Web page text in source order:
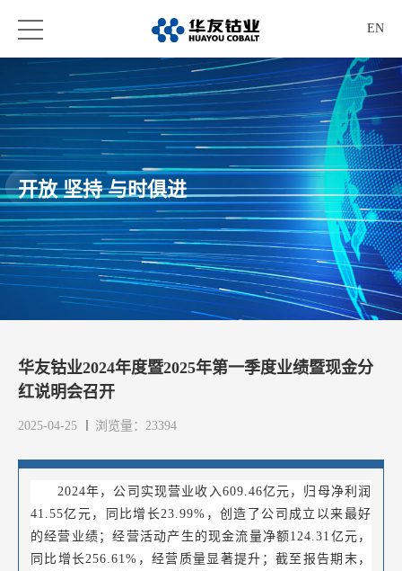
EN
开放 坚持 与时俱进
华友钴业2024年度暨2025年第一季度业绩暨现金分
红说明会召开
2025-04-25 浏览量：23394
2024年，公司实现营业收入609.46亿元，归母净利润
41.55亿元，同比增长23.99%，创造了公司成立以来最好
的经营业绩；经营活动产生的现金流量净额124.31亿元，
同比增长256.61%，经营质量显著提升；截至报告期末，